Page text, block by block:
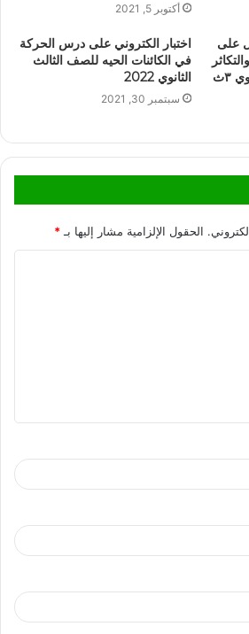
أكتوبر 5, 2021
على
والمناعة للصف الثالث الثانوي ٣ث
اختبار الكتروني على درس الحركة
في الكائنات الحيه للصف الثالث
الثانوي 2022
سبتمبر 30, 2021
الحقول الإلزامية مشار إليها بـ*